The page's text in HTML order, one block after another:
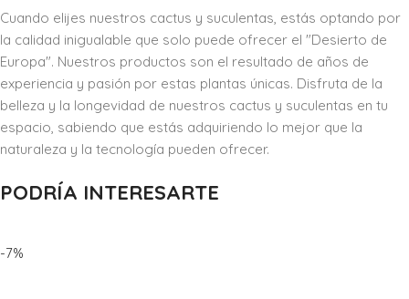
Cuando elijes nuestros cactus y suculentas, estás optando por
la calidad inigualable que solo puede ofrecer el "Desierto de
Europa". Nuestros productos son el resultado de años de
experiencia y pasión por estas plantas únicas. Disfruta de la
belleza y la longevidad de nuestros cactus y suculentas en tu
espacio, sabiendo que estás adquiriendo lo mejor que la
naturaleza y la tecnología pueden ofrecer.
PODRÍA INTERESARTE
-7%